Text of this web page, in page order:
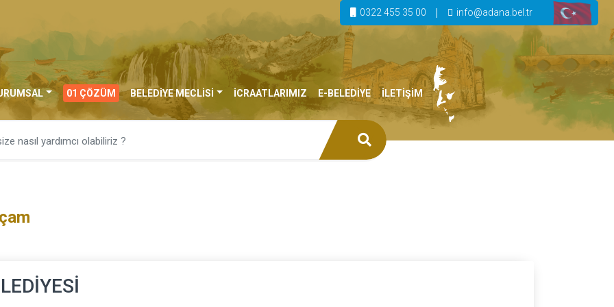
0322 455 35 00 info@adana.bel.tr
01 ÇÖZÜM BELEDİYE MECLİSİ İCRAATLARIMIZ E-BELEDİYE İLETİŞİM